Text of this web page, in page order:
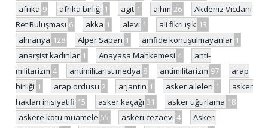
afrika 9 afrika birliği 1 agit 1 aihm 26
Akdeniz Vicdani
Ret Buluşması 6 akka 1 alevi 1 ali fikri ışık 13
almanya 128 Alper Sapan 1 amfide konuşulmayanlar 1
anarşist kadınlar 1 Anayasa Mahkemesi 4
anti-
militarizm 4 antimilitarist medya 8 antimilitarizm 97
arap
birliği 1 arap ordusu 2 arjantin 1 asker aileleri 1
asker
hakları inisiyatifi 15 asker kaçağı 31 asker uğurlama 18
askere kötü muamele 55 askeri cezaevi 4
Askeri